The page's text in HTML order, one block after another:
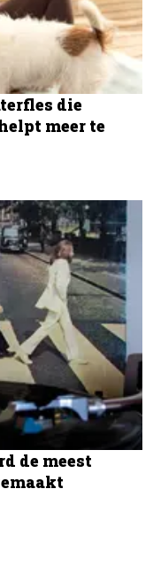
die
meer te
de meest